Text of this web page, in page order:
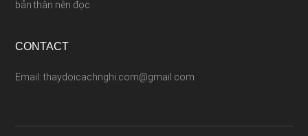
bản thân nên đọc
CONTACT
Email: thaydoicachnghi.com@gmail.com